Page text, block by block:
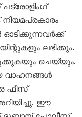
ലഭിക്കും.
ചെയ്യും.
വാഹനങ്ങൾ
ഫീസ്
ഈ